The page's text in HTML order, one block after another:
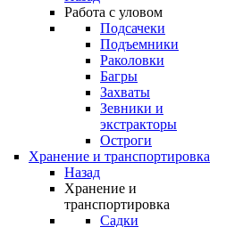
Работа с уловом
Подсачеки
Подъемники
Раколовки
Багры
Захваты
Зевники и
экстракторы
Остроги
Хранение и транспортировка
Назад
Хранение и
транспортировка
Садки